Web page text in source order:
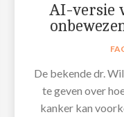
AI-versie
De bekende dr.
te geven over
kanker kan